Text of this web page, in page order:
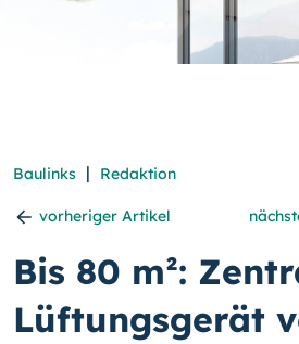
Baulinks | Redaktion
vorheriger Artikel
Bis 80 m²:
Lüftungsgerät